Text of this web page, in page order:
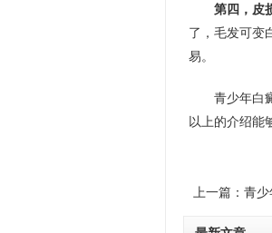
第四，皮
了，毛发可变
易。
青少年白
以上的介绍能
上一篇： 青少